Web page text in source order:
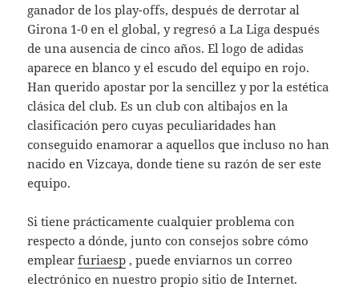
ganador de los play-offs, después de derrotar al
Girona 1-0 en el global, y regresó a La Liga después
de una ausencia de cinco años. El logo de adidas
aparece en blanco y el escudo del equipo en rojo.
Han querido apostar por la sencillez y por la estética
clásica del club. Es un club con altibajos en la
clasificación pero cuyas peculiaridades han
conseguido enamorar a aquellos que incluso no han
nacido en Vizcaya, donde tiene su razón de ser este
equipo.
Si tiene prácticamente cualquier problema con
respecto a dónde, junto con consejos sobre cómo
emplearfuriaesp , puede enviarnos un correo
electrónico en nuestro propio sitio de Internet.